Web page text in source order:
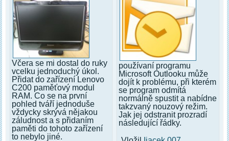
Včera se mi dostal do ruky
vcelku jednoduchý úkol.
Přidat do zařízení Lenovo
C200 paměťový modul
RAM. Co se na první
pohled tváří jednoduše
vždycky skrývá nějakou
záludnost a s přidaním
paměti do tohoto zařízení
to nebylo jiné.
používaní programu
Microsoft Outlooku může
dojít k problému, při kterém
se program odmítá
normálně spustit a nabídne
takzvaný nouzový režim.
Jak jej odstranit prozradí
následující řádky.